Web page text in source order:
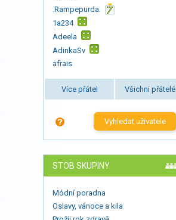
.Rampepurda.
1a234
Adeela
AdinkaSv
afrais
Více přátel Všichni přátelé
Vyhledat uživatele
STOB SKUPINY
Módní poradna
Oslavy, vánoce a kila